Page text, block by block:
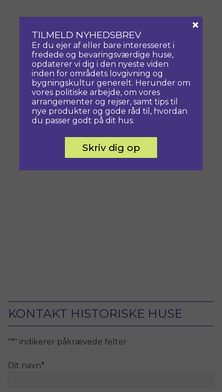
KONTAKT HISTORISKE HUSE
"*" indikerer påkrævede felter
Dit navn*
TILMELD NYHEDSBREV
Er du ejer af eller bare interesseret i
fredede og bevaringsværdige huse,
opdaterer vi dig i den nyeste viden
inden for områdets lovgivning og
bygningskultur generelt. Herunder om
vores politiske arbejde, om vores
arrangementer og rejser, samt tips til
nye produkter og gode råd til, hvordan
du passer godt på dit hus.
Skriv dig op
×